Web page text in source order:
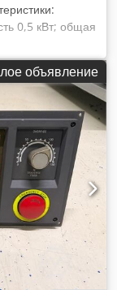
0,5 кВт; общая
В 1450 мм x
760
ширина:
коническим
400 В – 50 Гц.
90 дБ(A) –
Djdpozbuaaefx
объявление